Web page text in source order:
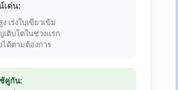
เด่น:
เร่งใบเขียวเข้ม
เติบโตในช่วงแรก
ได้ตามต้องการ
คู่กัน: